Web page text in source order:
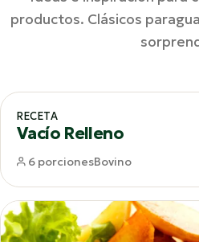
productos. Clásicos
RECETA
Vacío Relleno
6 porcionesBovino